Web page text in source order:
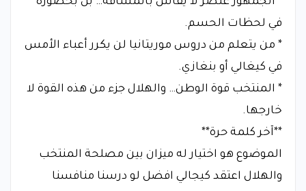
في لحظات الحسم.
* من يتعلم من دروس موريتانيا لن يكرر أعباء الأمس
في كيغالي أو بنغازي.
* المنتخب قوة الوطن… والهلال جزء من هذه القوة لا
خارجها.
**آخر كلمة حرة**
الموضوع هو اختيار له ميزان بين مصلحة المنتخب
والهلال اعتقد كيجالي افضل لو درسنا منافسنا